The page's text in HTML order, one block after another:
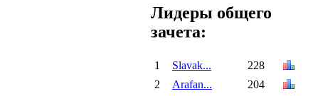
Лидеры общего
зачета:
1 Slavak...
228
2
Arafan...
204